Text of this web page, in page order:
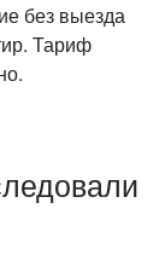
без выезда
Тариф